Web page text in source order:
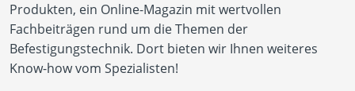
Produkten, ein Online-Magazin mit wertvollen
Fachbeiträgen rund um die Themen der
Befestigungstechnik. Dort bieten wir Ihnen weiteres
Know-how vom Spezialisten!